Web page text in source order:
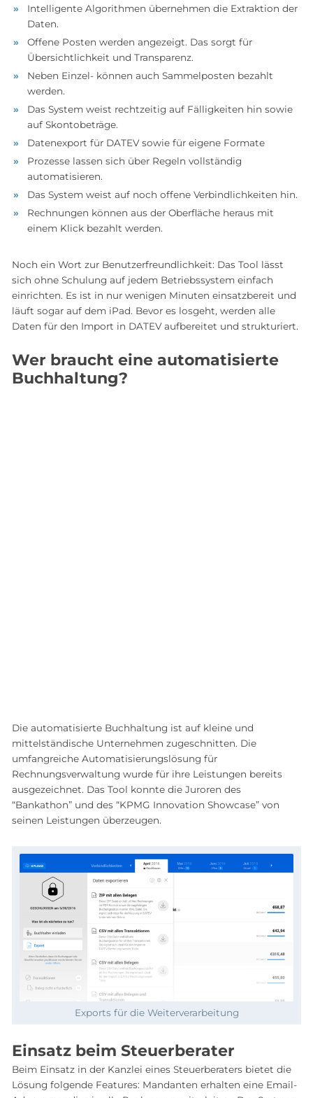
Intelligente Algorithmen übernehmen die Extraktion der
Daten.
Offene Posten werden angezeigt. Das sorgt für
Übersichtlichkeit und Transparenz.
Neben Einzel- können auch Sammelposten bezahlt
werden.
Das System weist rechtzeitig auf Fälligkeiten hin sowie
auf Skontobeträge.
Datenexport für DATEV sowie für eigene Formate
Prozesse lassen sich über Regeln vollständig
automatisieren.
Das System weist auf noch offene Verbindlichkeiten hin.
Rechnungen können aus der Oberfläche heraus mit
einem Klick bezahlt werden.
Noch ein Wort zur Benutzerfreundlichkeit: Das Tool lässt
sich ohne Schulung auf jedem Betriebssystem einfach
einrichten. Es ist in nur wenigen Minuten einsatzbereit und
läuft sogar auf dem iPad. Bevor es losgeht, werden alle
Daten für den Import in DATEV aufbereitet und strukturiert.
Wer braucht eine automatisierte
Buchhaltung?
Die automatisierte Buchhaltung ist auf kleine und
mittelständische Unternehmen zugeschnitten. Die
umfangreiche Automatisierungslösung für
Rechnungsverwaltung wurde für ihre Leistungen bereits
ausgezeichnet. Das Tool konnte die Juroren des
“Bankathon” und des “KPMG Innovation Showcase” von
seinen Leistungen überzeugen.
Exports für die Weiterverarbeitung
Einsatz beim Steuerberater
Beim Einsatz in der Kanzlei eines Steuerberaters bietet die
Lösung folgende Features: Mandanten erhalten eine Email-